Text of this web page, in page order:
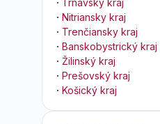
· Trnavský kraj
· Nitriansky kraj
· Trenčiansky kraj
· Banskobystrický kraj
· Žilinský kraj
· Prešovský kraj
· Košický kraj